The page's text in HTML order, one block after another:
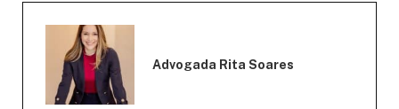
Advogada Rita Soares